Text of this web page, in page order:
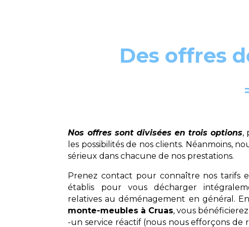
Des offres
Nos offres sont divisées en trois options,
les possibilités de nos clients. Néanmoins,
sérieux dans chacune de nos prestations.
Prenez contact pour connaître nos tarifs
établis pour vous décharger
relatives au déménagement en général.
monte-meubles à Cruas, vous
-un service réactif (nous nous efforçons de